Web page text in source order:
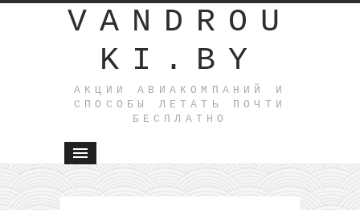
VANDROU
KI.BY
АКЦИИ АВИАКОМПАНИЙ И
СПОСОБЫ ЛЕТАТЬ ПОЧТИ
БЕСПЛАТНО
Buta: